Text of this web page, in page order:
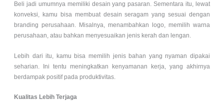
Beli jadi umumnya memiliki desain yang pasaran. Sementara itu, lewat
konveksi, kamu bisa membuat desain seragam yang sesuai dengan
branding perusahaan. Misalnya, menambahkan logo, memilih warna
perusahaan, atau bahkan menyesuaikan jenis kerah dan lengan.
Lebih dari itu, kamu bisa memilih jenis bahan yang nyaman dipakai
seharian. Ini tentu meningkatkan kenyamanan kerja, yang akhirnya
berdampak positif pada produktivitas.
Kualitas Lebih Terjaga